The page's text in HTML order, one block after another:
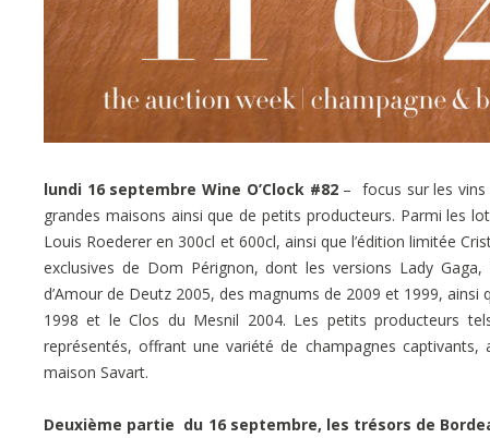
lundi 16 septembre Wine O’Clock #82– focus sur les vins
grandes maisons ainsi que de petits producteurs. Parmi les
Louis Roederer en 300cl et 600cl, ainsi que l’édition limitée
exclusives de Dom Pérignon, dont les versions Lady
d’Amour de Deutz 2005, des magnums de 2009 et 1999,
1998 et le Clos du Mesnil 2004. Les petits producteurs
représentés, offrant une variété de champagnes
maison Savart.
Deuxième partie du 16 septembre, les trésors de